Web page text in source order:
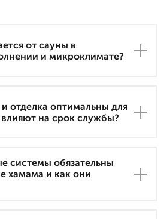
от сауны в
и микроклимате?
отделка оптимальны для
на срок службы?
системы обязательны
хамама и как они